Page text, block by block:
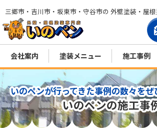
三郷市・吉川市・坂東市・守谷市の 外壁塗装・屋
会社案内 塗装メニュー 施工事例
いのペンが行ってきた事例の数々を
いのペンの施工事